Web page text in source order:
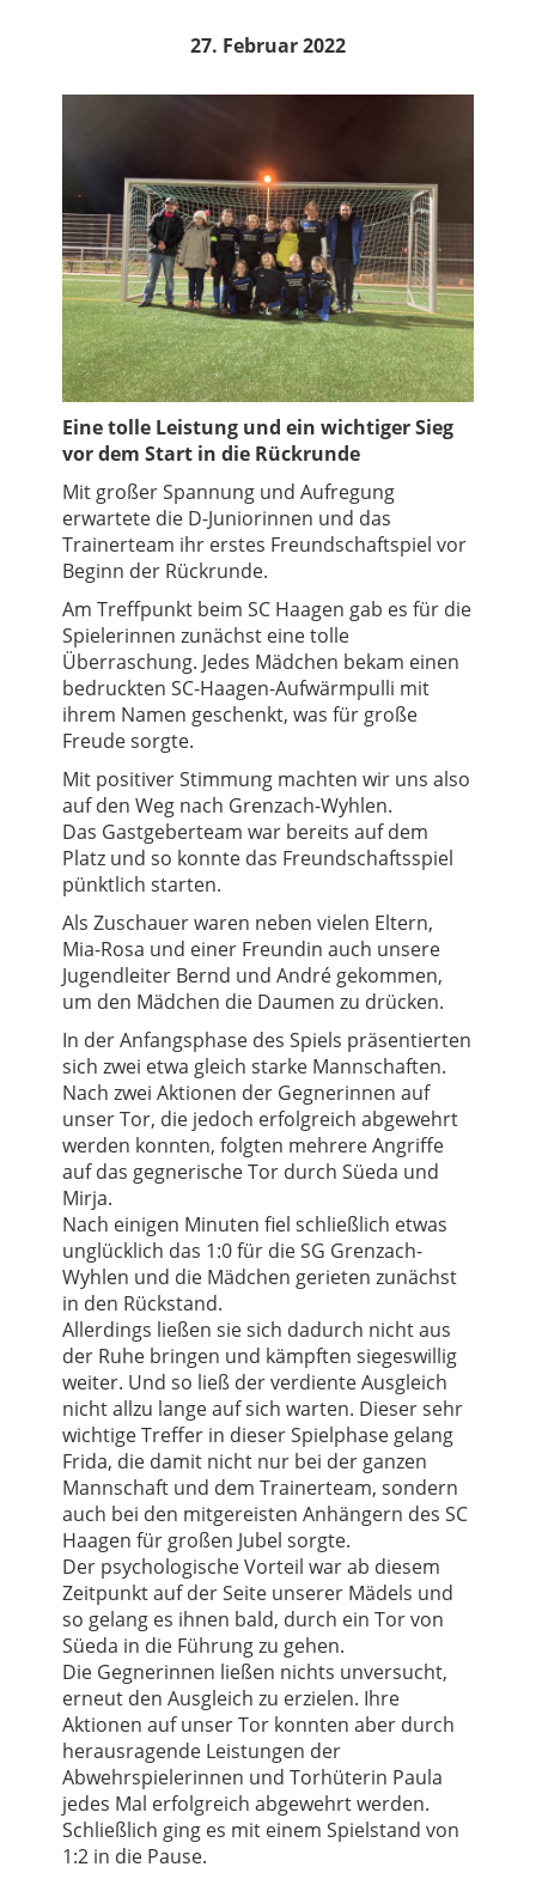
27. Februar 2022
Eine tolle Leistung und ein wichtiger Sieg
vor dem Start in die Rückrunde
Mit großer Spannung und Aufregung
erwartete die D-Juniorinnen und das
Trainerteam ihr erstes Freundschaftspiel vor
Beginn der Rückrunde.
Am Treffpunkt beim SC Haagen gab es für die
Spielerinnen zunächst eine tolle
Überraschung. Jedes Mädchen bekam einen
bedruckten SC-Haagen-Aufwärmpulli mit
ihrem Namen geschenkt, was für große
Freude sorgte.
Mit positiver Stimmung machten wir uns also
auf den Weg nach Grenzach-Wyhlen.
Das Gastgeberteam war bereits auf dem
Platz und so konnte das Freundschaftsspiel
pünktlich starten.
Als Zuschauer waren neben vielen Eltern,
Mia-Rosa und einer Freundin auch unsere
Jugendleiter Bernd und André gekommen,
um den Mädchen die Daumen zu drücken.
In der Anfangsphase des Spiels präsentierten
sich zwei etwa gleich starke Mannschaften.
Nach zwei Aktionen der Gegnerinnen auf
unser Tor, die jedoch erfolgreich abgewehrt
werden konnten, folgten mehrere Angriffe
auf das gegnerische Tor durch Süeda und
Mirja.
Nach einigen Minuten fiel schließlich etwas
unglücklich das 1:0 für die SG Grenzach-
Wyhlen und die Mädchen gerieten zunächst
in den Rückstand.
Allerdings ließen sie sich dadurch nicht aus
der Ruhe bringen und kämpften siegeswillig
weiter. Und so ließ der verdiente Ausgleich
nicht allzu lange auf sich warten. Dieser sehr
wichtige Treffer in dieser Spielphase gelang
Frida, die damit nicht nur bei der ganzen
Mannschaft und dem Trainerteam, sondern
auch bei den mitgereisten Anhängern des SC
Haagen für großen Jubel sorgte.
Der psychologische Vorteil war ab diesem
Zeitpunkt auf der Seite unserer Mädels und
so gelang es ihnen bald, durch ein Tor von
Süeda in die Führung zu gehen.
Die Gegnerinnen ließen nichts unversucht,
erneut den Ausgleich zu erzielen. Ihre
Aktionen auf unser Tor konnten aber durch
herausragende Leistungen der
Abwehrspielerinnen und Torhüterin Paula
jedes Mal erfolgreich abgewehrt werden.
Schließlich ging es mit einem Spielstand von
1:2 in die Pause.